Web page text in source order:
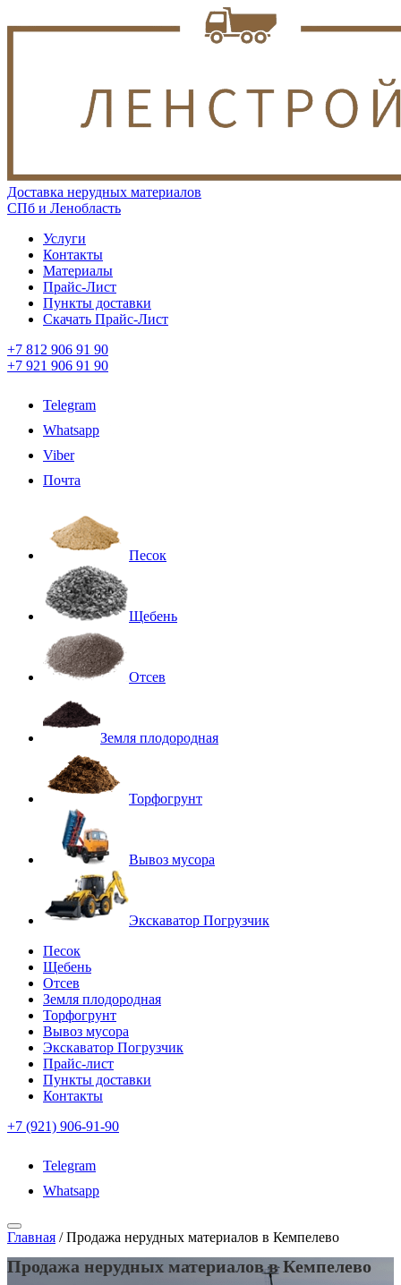
Доставка нерудных материалов
СПб и Ленобласть
Услуги
Контакты
Материалы
Прайс-Лист
Пункты доставки
Скачать Прайс-Лист
+7 812 906 91 90
+7 921 906 91 90
Telegram
Whatsapp
Viber
Почта
Песок
Щебень
Отсев
Земля плодородная
Торфогрунт
Вывоз мусора
Экскаватор Погрузчик
Песок
Щебень
Отсев
Земля плодородная
Торфогрунт
Вывоз мусора
Экскаватор Погрузчик
Прайс-лист
Пункты доставки
Контакты
+7 (921) 906-91-90
Telegram
Whatsapp
Главная /Продажа нерудных материалов в Кемпелево
Продажа нерудных материалов в Кемпелево